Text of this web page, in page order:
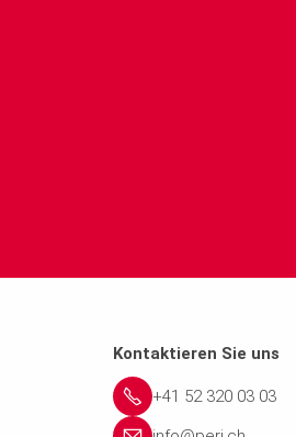
Kontaktieren Sie uns
+41 52 320 03 03